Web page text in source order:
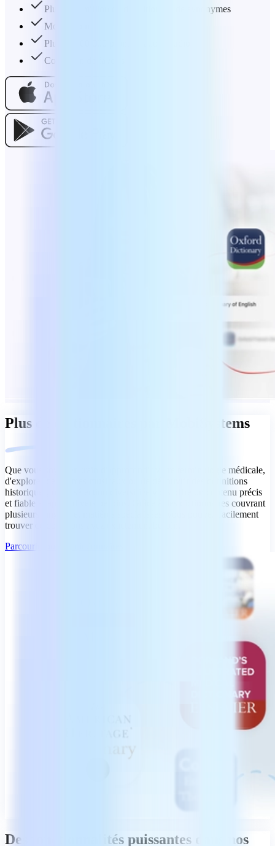
Plus de 1 million de définitions et de synonymes
Mot du jour
Plus de 100 000 prononciations audio
Collection de favoris
Plus de dictionnaires par MobiSystems
Que vous soyez en train d'approfondir votre terminologie médicale,
d'explorer des termes musicaux ou de découvrir des définitions
historiques, notre sélection diversifiée vous offre un contenu précis
et fiable adapté à divers besoins. Grâce à des dictionnaires couvrant
plusieurs langues et matières spécialisées, vous pouvez facilement
trouver ce dont vous avez exactement besoin.
Parcourir tous les dictionnaires
Des fonctionnalités puissantes dans nos